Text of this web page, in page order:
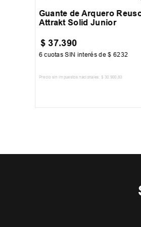
Guante de Arquero
Attrakt Solid Junior
$ 37.390
6 cuotas SIN interés de$ 6232
Precio sin impuestos nacionales: $ 30.900 ,83